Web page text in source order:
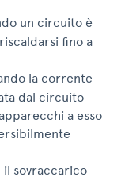
un circuito è
fino a
la corrente
dal circuito
a esso
il sovraccarico